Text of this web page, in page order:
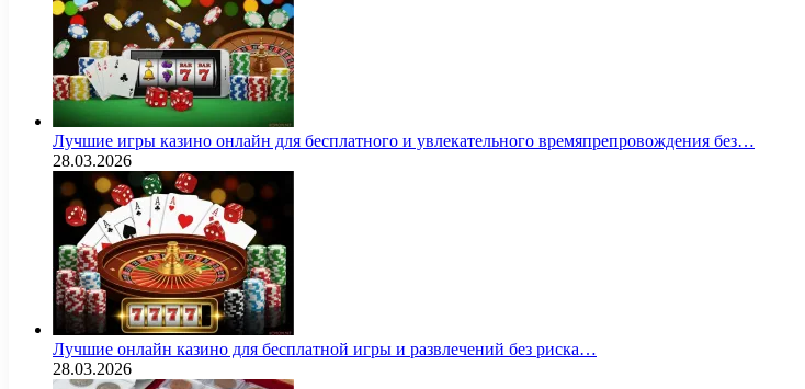
Лучшие игры казино онлайн для бесплатного и увлекательного времяпрепровождения без…
28.03.2026
Лучшие онлайн казино для бесплатной игры и развлечений без риска…
28.03.2026